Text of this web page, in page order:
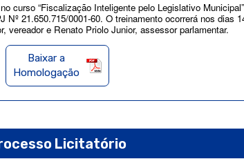
curso “Fiscalização Inteligente pelo Legislativo
21.650.715/0001-60. O treinamento ocorrerá nos dias
e Renato Priolo Junior, assessor parlamentar.
Baixar a
Homologação
Licitatório